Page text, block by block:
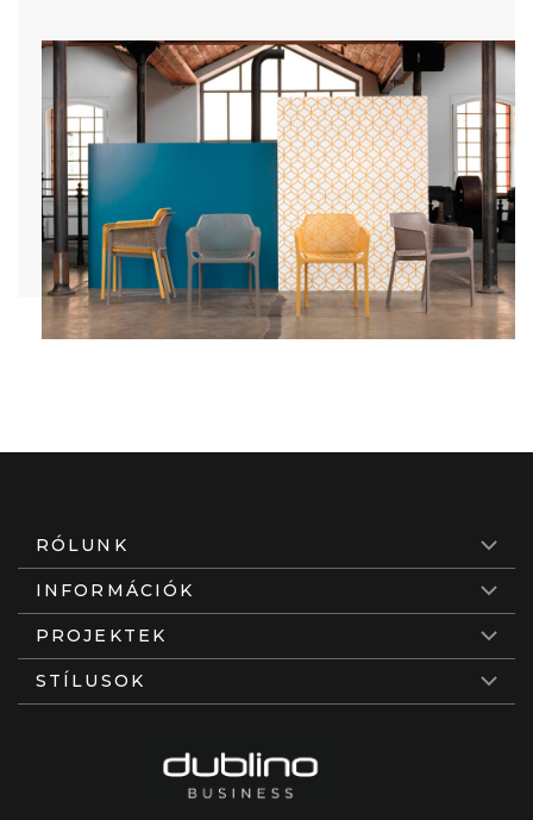
RÓLUNK
INFORMÁCIÓK
PROJEKTEK
STÍLUSOK